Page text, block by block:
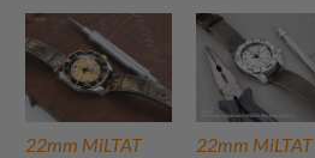
22mm MiLTAT
22mm MiLTAT